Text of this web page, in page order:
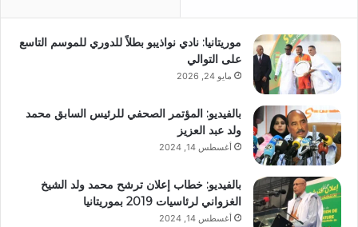
موريتانيا: نادي نواذيبو بطلاً للدوري للموسم التاسع
على التوالي
مايو 24, 2026
بالفيديو: المؤتمر الصحفي للرئيس السابق محمد
ولد عبد العزيز
أغسطس 14, 2024
بالفيديو: خطاب إعلان ترشح محمد ولد الشيخ
الغزواني لرئاسيات 2019 بموريتانيا
أغسطس 14, 2024